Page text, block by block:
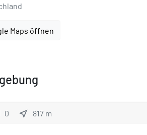
Maps öffnen
0 near_me 817 m